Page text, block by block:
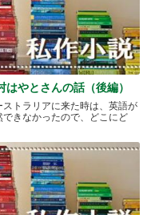
はやとさんの話（後編）
ストラリアに来た時は、英語が
できなかったので、どこにど